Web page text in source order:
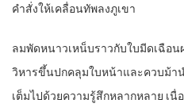
คำสั่งให้เคลื่อนทัพลงภูเขา
ลมพัดหนาวเหน็บราวกับใบมีดเฉือ
วิหารขึ้นปกคลุมใบหน้าและควบม้า
เต็มไปด้วยความรู้สึกหลากหลาย เ